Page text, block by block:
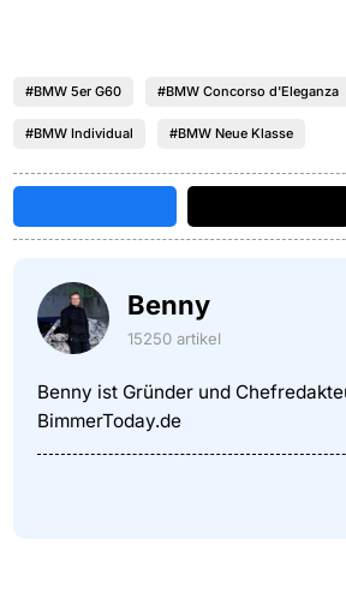
#BMW 5er G60 #BMW Concorso d'Eleganza
#BMW Individual #BMW Neue Klasse
Benny
15250 artikel
Benny ist Gründer und
BimmerToday.de